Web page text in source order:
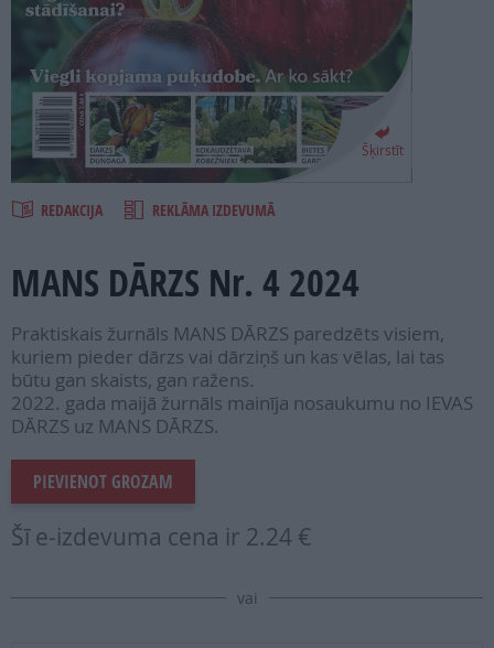
SEARCH
Šķirstīt
REDAKCIJA REKLĀMA IZDEVUMĀ
MANS DĀRZS Nr. 4 2024
Praktiskais žurnāls MANS DĀRZS paredzēts visiem,
kuriem pieder dārzs vai dārziņš un kas vēlas, lai tas
būtu gan skaists, gan ražens.
2022. gada maijā žurnāls mainīja nosaukumu no IEVAS
DĀRZS uz MANS DĀRZS.
PIEVIENOT GROZAM
Šī e-izdevuma cena ir 2.24 €
vai